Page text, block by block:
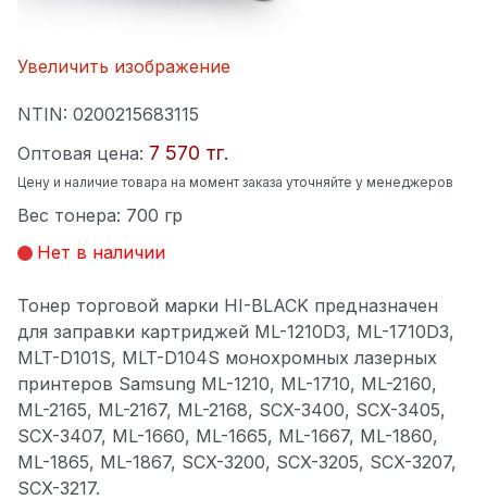
Увеличить изображение
NTIN: 0200215683115
Оптовая цена: 7 570 тг.
Цену и наличие товара на момент заказа уточняйте у менеджеров
Вес тонера: 700 гр
Нет в наличии
Тонер торговой марки HI-BLACK предназначен
для заправки картриджей ML-1210D3, ML-1710D3,
MLT-D101S, MLT-D104S монохромных лазерных
принтеров Samsung ML-1210, ML-1710, ML-2160,
ML-2165, ML-2167, ML-2168, SCX-3400, SCX-3405,
SCX-3407, ML-1660, ML-1665, ML-1667, ML-1860,
ML-1865, ML-1867, SCX-3200, SCX-3205, SCX-3207,
SCX-3217.